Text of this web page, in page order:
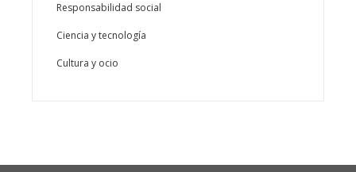
Responsabilidad social
Ciencia y tecnología
Cultura y ocio